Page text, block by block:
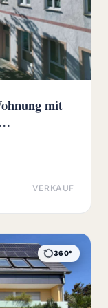
mit
VERKAUF
360°